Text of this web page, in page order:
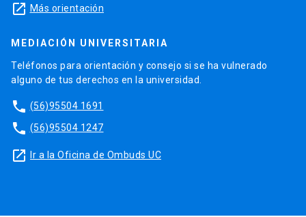
launch Más orientación
MEDIACIÓN UNIVERSITARIA
Teléfonos para orientación y consejo si se ha vulnerado
alguno de tus derechos en la universidad.
phone (56)95504 1691
phone (56)95504 1247
launch Ir a la Oficina de Ombuds UC